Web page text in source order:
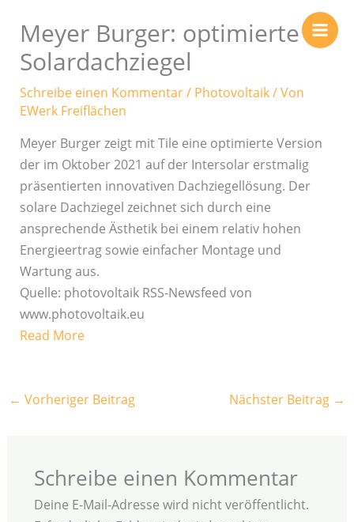
Inhalt
springen
Meyer Burger: optimierte
Solardachziegel
Schreibe einen Kommentar/ Photovoltaik/ Von
EWerk Freiflächen
Meyer Burger zeigt mit Tile eine optimierte Version
der im Oktober 2021 auf der Intersolar erstmalig
präsentierten innovativen Dachziegellösung. Der
solare Dachziegel zeichnet sich durch eine
ansprechende Ästhetik bei einem relativ hohen
Energieertrag sowie einfacher Montage und
Wartung aus.
Quelle: photovoltaik RSS-Newsfeed von
www.photovoltaik.eu
Read More
← Vorheriger Beitrag Nächster Beitrag →
Schreibe einen Kommentar
Deine E-Mail-Adresse wird nicht veröffentlicht.